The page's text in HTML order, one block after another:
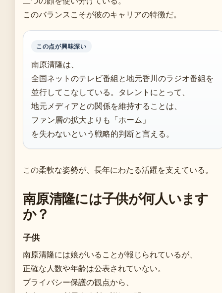
このバランスこそが彼のキャリアの特徴だ。
この点が興味深い
南原清隆は、
全国ネットのテレビ番組と地元香川のラジオ番組を
並行してこなしている。タレントにとって、
地元メディアとの関係を維持することは、
ファン層の拡大よりも「ホーム」
を失わないという戦略的判断と言える。
この柔軟な姿勢が、長年にわたる活躍を支えている。
南原清隆には子供が何人います
か？
子供
南原清隆には娘がいることが報じられているが、
正確な人数や年齢は公表されていない。
プライバシー保護の観点から、